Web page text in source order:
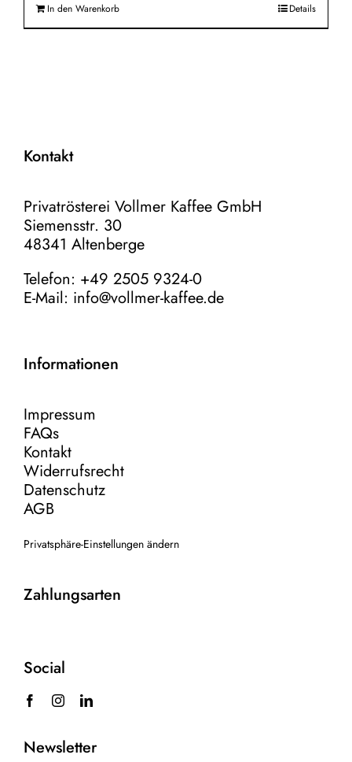
In den Warenkorb Details
Kontakt
Privatrösterei Vollmer Kaffee GmbH
Siemensstr. 30
48341 Altenberge
Telefon: +49 2505 9324-0
E-Mail: info@vollmer-kaffee.de
Informationen
Impressum
FAQs
Kontakt
Widerrufsrecht
Datenschutz
AGB
Privatsphäre-Einstellungen ändern
Zahlungsarten
Social
Newsletter